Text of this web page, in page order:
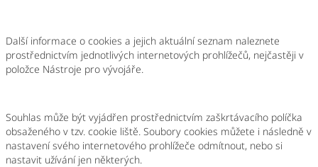
Další informace o cookies a jejich aktuální seznam naleznete
prostřednictvím jednotlivých internetových prohlížečů, nejčastěji v
položce Nástroje pro vývojáře.
Souhlas může být vyjádřen prostřednictvím zaškrtávacího políčka
obsaženého v tzv. cookie liště. Soubory cookies můžete i následně v
nastavení svého internetového prohlížeče odmítnout, nebo si
nastavit užívání jen některých.